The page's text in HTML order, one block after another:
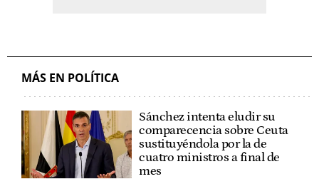
MÁS EN POLÍTICA
Sánchez intenta eludir su
comparecencia sobre Ceuta
sustituyéndola por la de
cuatro ministros a final de
mes